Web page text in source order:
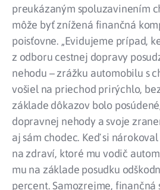
preukázaným spoluzavinením
môže byť znížená finančná
poisťovne. „Evidujeme prípad,
z odboru cestnej dopravy
nehodu – zrážku automobilu s
vošiel na priechod prirýchlo,
základe dôkazov bolo
dopravnej nehody a svoje
aj sám chodec. Keď si
na zdraví, ktoré mu vodič
mu na základe posudku
percent. Samozrejme, finančná